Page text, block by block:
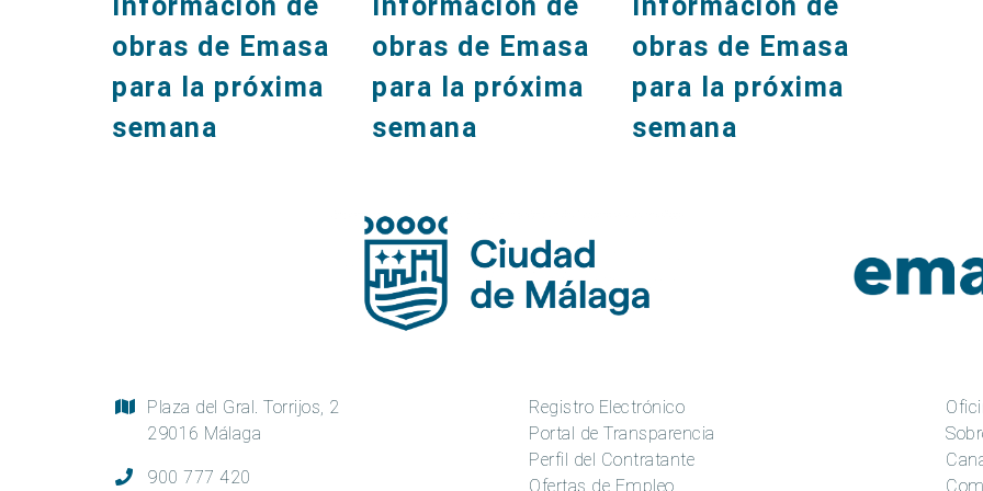
obras de Emasa
para la próxima
semana
obras de Emasa
para la próxima
semana
obras de Emasa
para la próxima
semana
Plaza del Gral. Torrijos, 2
29016 Málaga
900 777 420
Registro Electrónico
Portal de Transparencia
Perfil del Contratante
Ofertas de Empleo